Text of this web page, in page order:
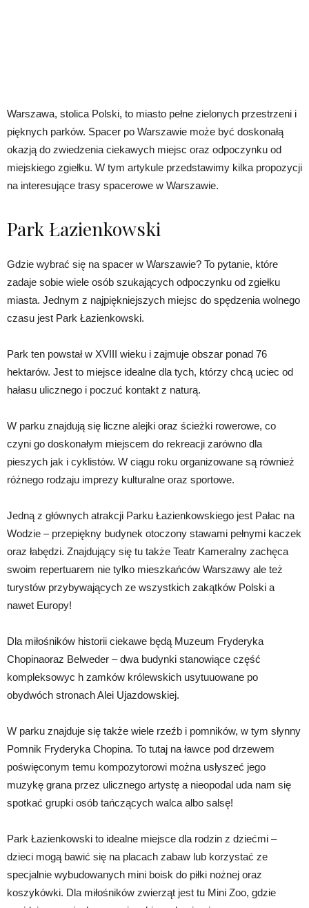
Warszawa, stolica Polski, to miasto pełne zielonych przestrzeni i
pięknych parków. Spacer po Warszawie może być doskonałą
okazją do zwiedzenia ciekawych miejsc oraz odpoczynku od
miejskiego zgiełku. W tym artykule przedstawimy kilka propozycji
na interesujące trasy spacerowe w Warszawie.
Park Łazienkowski
Gdzie wybrać się na spacer w Warszawie? To pytanie, które
zadaje sobie wiele osób szukających odpoczynku od zgiełku
miasta. Jednym z najpiękniejszych miejsc do spędzenia wolnego
czasu jest Park Łazienkowski.
Park ten powstał w XVIII wieku i zajmuje obszar ponad 76
hektarów. Jest to miejsce idealne dla tych, którzy chcą uciec od
hałasu ulicznego i poczuć kontakt z naturą.
W parku znajdują się liczne alejki oraz ścieżki rowerowe, co
czyni go doskonałym miejscem do rekreacji zarówno dla
pieszych jak i cyklistów. W ciągu roku organizowane są również
różnego rodzaju imprezy kulturalne oraz sportowe.
Jedną z głównych atrakcji Parku Łazienkowskiego jest Pałac na
Wodzie – przepiękny budynek otoczony stawami pełnymi kaczek
oraz łabędzi. Znajdujący się tu także Teatr Kameralny zachęca
swoim repertuarem nie tylko mieszkańców Warszawy ale też
turystów przybywających ze wszystkich zakątków Polski a
nawet Europy!
Dla miłośników historii ciekawe będą Muzeum Fryderyka
Chopinaoraz Belweder – dwa budynki stanowiące część
kompleksowyc h zamków królewskich usytuuowane po
obydwóch stronach Alei Ujazdowskiej.
W parku znajduje się także wiele rzeźb i pomników, w tym słynny
Pomnik Fryderyka Chopina. To tutaj na ławce pod drzewem
poświęconym temu kompozytorowi można usłyszeć jego
muzykę grana przez ulicznego artystę a nieopodal uda nam się
spotkać grupki osób tańczących walca albo salsę!
Park Łazienkowski to idealne miejsce dla rodzin z dziećmi –
dzieci mogą bawić się na placach zabaw lub korzystać ze
specjalnie wybudowanych mini boisk do piłki nożnej oraz
koszykówki. Dla miłośników zwierząt jest tu Mini Zoo, gdzie